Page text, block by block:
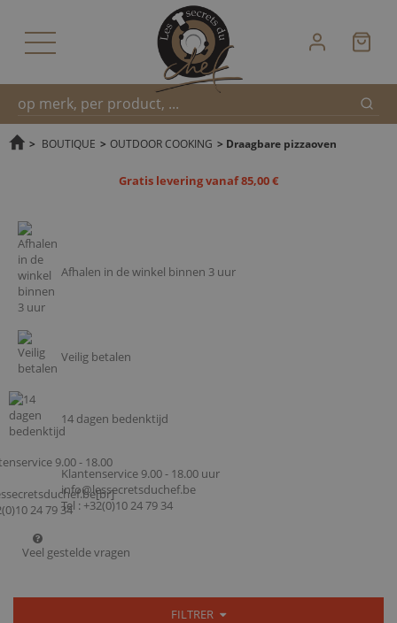
Snel
> BOUTIQUE > OUTDOOR COOKING > Draagbare pizzaoven
Gratis levering vanaf 85,00 €
Afhalen in de winkel binnen 3 uur
Veilig betalen
14 dagen bedenktijd
Klantenservice 9.00 - 18.00 uur
info@lessecretsduchef.be
Tel : +32(0)10 24 79 34
Veel gestelde vragen
FILTRER